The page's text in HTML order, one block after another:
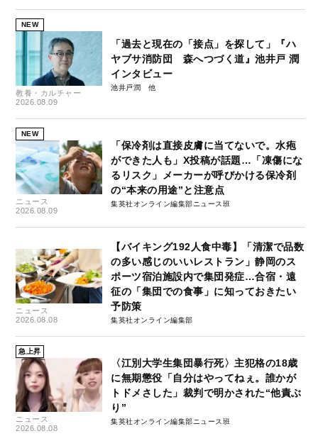
NEW
教養・カルチャー
2026.08.09
「過去と現在の「接点」を探して」『ハ
ヤブサ消防団 森へつづく道』池井戸 潤
インタビュー
池井戸潤
NEW
ニュース
2026.08.09
「保冷剤は直接皮膚に当てないで。水疱
ができた人も」X投稿が話題…「凍傷にな
るリスク」メーカーが呼びかける保冷剤
の“本来の用途”と注意点
集英社オンライン編集部ニュース班
ニュース
2026.08.08
【バイキング192人食中毒】「清潔で品数
の多い感じのいいレストラン」静岡のス
ポーツ宿泊施設内で集団発症…合宿・遠
征の「集団での食事」に知っておきたい
予防策
集英社オンライン編集部
急上昇
ニュース
2026.08.08
〈江別大学生集団暴行死〉主犯格の18歳
に無期懲役「自分はやってねぇ。誰かが
トドメさした」裁判で明かされた“他責ぶ
り”
集英社オンライン編集部ニュース班